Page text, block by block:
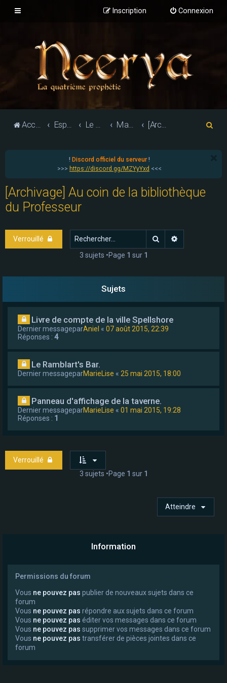
Connexion
Inscription
Accueil du forum Espace jeu de rôle Le monde d'Althéa : les villes et factions Mageocratie de Spellshore [Archivage] Au coin de la bibliothèque du Professeur
! Discord officiel du serveur!
>>> https://discord.gg/MZYyYxd <<<
[Archivage] Au coin de la bibliothèque
du Professeur
Verrouillé Rechercher
3 sujets •Page 1 sur 1
Sujets
Livre de compte de la ville Spellshore
Dernier messageparAniel « 07 août 2015, 22:39
Réponses : 4
Le Ramblart's Bar.
Dernier messageparMarieLise « 25 mai 2015, 18:00
Panneau d'affichage de la taverne.
Dernier messageparMarieLise « 01 mai 2015, 19:28
Réponses : 1
Verrouillé
3 sujets •Page 1 sur 1
Atteindre
Information
Permissions du forum
Vous ne pouvez pas publier de nouveaux sujets dans ce
forum
Vous ne pouvez pas répondre aux sujets dans ce forum
Vous ne pouvez pas éditer vos messages dans ce forum
Vous ne pouvez pas supprimer vos messages dans ce forum
Vous ne pouvez pas transférer de pièces jointes dans ce
forum